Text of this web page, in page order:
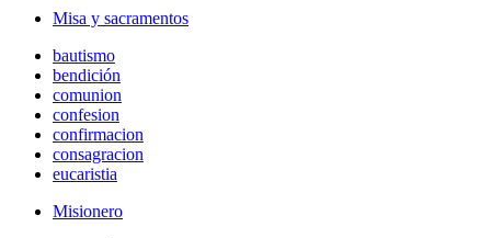
Misa y sacramentos
bautismo
bendición
comunion
confesion
confirmacion
consagracion
eucaristia
Misionero